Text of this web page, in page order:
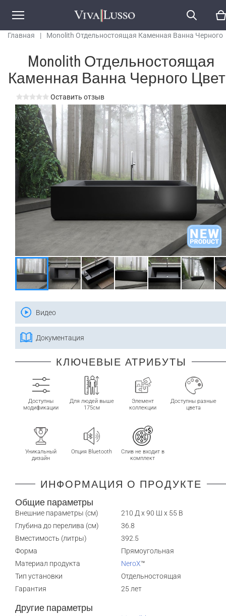
Главная |
Monolith Отдельностоящая Каменная Ванна Черного
Monolith Отдельностоящая
Каменная Ванна Черного
Оставить отзыв
Видео
Документация
КЛЮЧЕВЫЕ АТРИБУТЫ
Доступны
модификации
Для людей выше
175см
Элемент
коллекции
Доступны разные
цвета
Уникальный
дизайн
Опция Bluetooth
Слив не входит в
комплект
ИНФОРМАЦИЯ О ПРОДУКТЕ
Общие параметры
Внешние параметры (см)
210 Д x 90 Ш x 55 В
Глубина до перелива (см)
36.8
Вместимость (литры)
392.5
Форма
Прямоугольная
Материал продукта
NeroX™
Тип установки
Отдельностоящая
Гарантия
25 лет
Другие параметры